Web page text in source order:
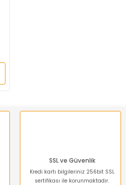
SSL ve Güvenlik
Kredi kartı bilgileriniz 256bit SSL
sertifikası ile korunmaktadır.